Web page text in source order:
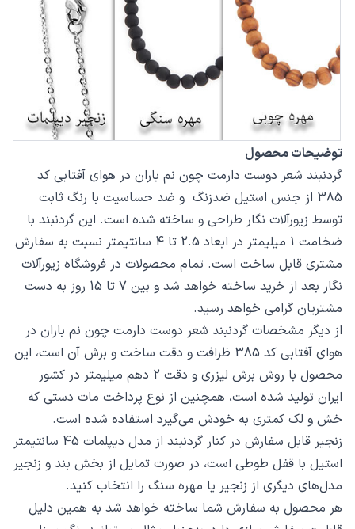
توضیحات محصول
گردنبند شعر دوست دارمت چون نم باران در هوای آفتابی کد
385 از جنس استیل ضدزنگ و ضد حساسیت با رنگ ثابت
توسط زیورآلات نگار طراحی و ساخته شده است. این گردنبند با
ضخامت 1 میلیمتر در ابعاد 2.5 تا 4 سانتیمتر نسبت به سفارش
مشتری قابل ساخت است. تمام محصولات در فروشگاه زیورآلات
نگار بعد از خرید ساخته خواهد شد و بین 7 تا 15 روز به دست
مشتریان گرامی خواهد رسید.
از دیگر مشخصات گردنبند شعر دوست دارمت چون نم باران در
هوای آفتابی کد 385 ظرافت و دقت ساخت و برش آن است، این
محصول با روش برش لیزری و دقت 2 دهم میلیمتر در کشور
ایران تولید شده است، همچنین از نوع پرداخت مات دستی که
خش و لک کمتری به خودش می‌گیرد استفاده شده است.
زنجیر قابل سفارش در کنار گردنبند از مدل دیپلمات 45 سانتیمتر
استیل با قفل طوطی است، در صورت تمایل از بخش بند و زنجیر
مدل‌های دیگری از زنجیر یا مهره سنگ را انتخاب کنید.
هر محصول به سفارش شما ساخته خواهد شد به همین دلیل